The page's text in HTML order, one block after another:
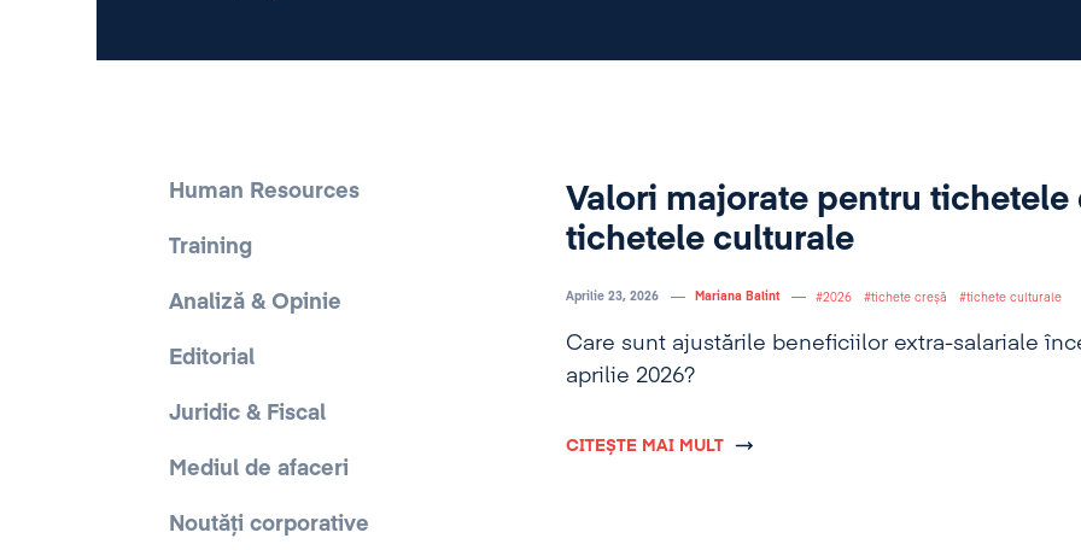
Human Resources
Training
Analiză & Opinie
Editorial
Juridic & Fiscal
Mediul de afaceri
Noutăți corporative
Valori majorate pentru tichetele
tichetele culturale
Aprilie 23, 2026 Mariana Balint 2026 tichete creșă tichete culturale
Care sunt ajustările beneficiilor extra-salariale
aprilie 2026?
CITEȘTE MAI MULT